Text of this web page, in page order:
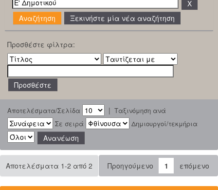
Ξεκινήστε μία νέα αναζήτηση
Προσθέστε φίλτρα:
Αποτελέσματα/Σελίδα | Ταξινόμηση ανά
Σε σειρά
Δημιουργοί/τεκμήρια
Αποτελέσματα 1-2 από 2 Προηγούμενο 1 επόμενο